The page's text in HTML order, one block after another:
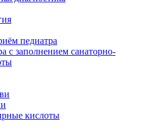
педиатра
с заполнением санаторно-
кислоты